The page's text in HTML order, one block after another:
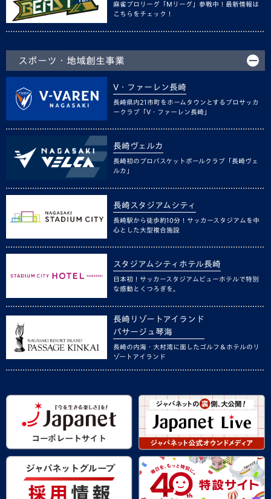
麻雀プロリーグ「Mリーグ」参戦中！最新情報は
こちらをチェック！
スポーツ・地域創生事業
V・ファーレン長崎
長崎県内21市町をホームタウンとするプロサッカ
ークラブ「V・ファーレン長崎」
長崎ヴェルカ
長崎初のプロバスケットボールクラブ「長崎ヴェ
ルカ」
長崎スタジアムシティ
長崎駅から徒歩約10分！サッカースタジアムを中
心とした大型複合施設
スタジアムシティホテル長崎
日本初！サッカースタジアムビューホテルで特別
な感動とくつろぎを。
長崎リゾートアイランド
パサージュ琴海
長崎の内海・大村湾に面したゴルフ＆ホテルのリ
ゾートアイランド